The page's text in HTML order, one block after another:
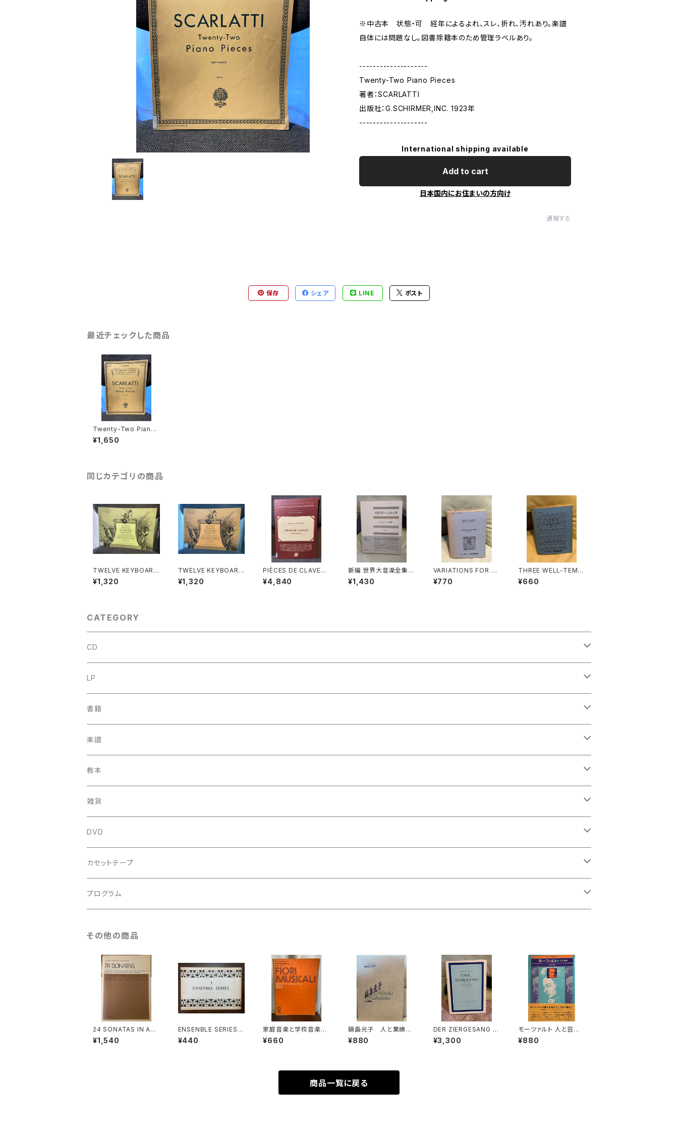
※中古本 状態・可 経年によるよれ、スレ、折れ、汚れあり。楽譜
自体には問題なし。図書除籍本のため管理ラベルあり。
--------------------
Twenty-Two Piano Pieces
著者：SCARLATTI
出版社：G.SCHIRMER,INC. 1923年
--------------------
International shipping available
Add to cart
日本国内にお住まいの方向け
通報する
保存 シェア LINE ポスト
最近チェックした商品
Twenty-Two Piano
Pieces【著者：SCARL
ATTI】出版社：G.SCHI
¥1,650
同じカテゴリの商品
TWELVE KEYBOARD
SONATAS SET 1(OP
US Ⅴ)【著者：J.C.BAC
¥1,320
TWELVE KEYBOARD
SONATAS SET 2(OP
US XVⅡ)【著者：J.C.B
¥1,320
PIÈCES DE CLAVECI
N(Second livre)【著
者：François COUPE
¥4,840
新編 世界大音楽全集
器楽編44 バロック・ピ
アノ曲集Ⅰ【編集：浅香
¥1,430
VARIATIONS FOR PI
ANO(COMPLETE)
【著者：MOZART】出版
¥770
THREE WELL-TEMP
ERED CLAVIER PART
1【著者：J.S.BACH】出
¥660
CATEGORY
CD
古楽
中古CD
鍋島元子関連CD
古楽以外
中古CD
LP
古楽
中古LP
鍋島元子関連LP
古楽以外
中古LP
書籍
古楽関係
中古本
新古本
古楽以外
中古本
中古本
楽譜
古楽関係
スコア
鍵盤用
古楽以外
スコア
教本
古楽関係
古楽以外
雑貨
トートバッグ
バロック
ルネサンス
DVD
古楽
古楽以外
カセットテープ
古楽
プログラム
古楽以外
その他の商品
24 SONATAS IN ALL
KEYS FOR ALTO RE
CORDER AND BASS
¥1,540
ENSENBLE SERIES
Ⅰ【編集：東京コレギウ
ム】出版社：東京コレギ
¥440
家庭音楽と学校音楽の
ための小合奏 フィオリ・
ムジカーリ2【著者：野村
¥660
鍋島元子 人と業績
還暦記念1997【編集：
古楽研究会 Origo et
¥880
DER ZIERGESANG u
nd die Ausfuhrung
der Appoggiatura
¥3,300
モーツァルト 人と芸術
【編集：音楽現代】出版
社：芸術現代社 昭和51
¥880
商品一覧に戻る